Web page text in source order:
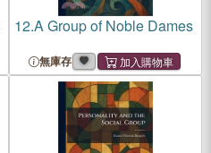
12.A Group of Noble Dames
無庫存